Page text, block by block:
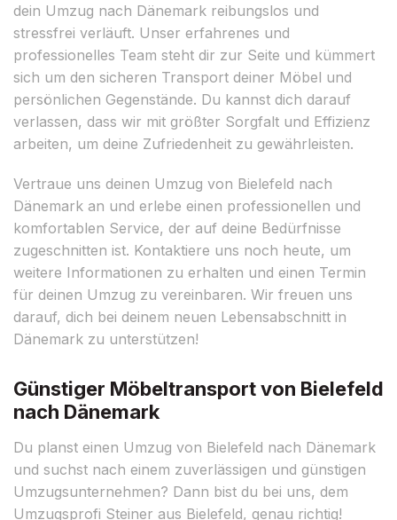
dein Umzug nach Dänemark reibungslos und
stressfrei verläuft. Unser erfahrenes und
professionelles Team steht dir zur Seite und kümmert
sich um den sicheren Transport deiner Möbel und
persönlichen Gegenstände. Du kannst dich darauf
verlassen, dass wir mit größter Sorgfalt und Effizienz
arbeiten, um deine Zufriedenheit zu gewährleisten.
Vertraue uns deinen Umzug von Bielefeld nach
Dänemark an und erlebe einen professionellen und
komfortablen Service, der auf deine Bedürfnisse
zugeschnitten ist. Kontaktiere uns noch heute, um
weitere Informationen zu erhalten und einen Termin
für deinen Umzug zu vereinbaren. Wir freuen uns
darauf, dich bei deinem neuen Lebensabschnitt in
Dänemark zu unterstützen!
Günstiger Möbeltransport von Bielefeld
nach Dänemark
Du planst einen Umzug von Bielefeld nach Dänemark
und suchst nach einem zuverlässigen und günstigen
Umzugsunternehmen? Dann bist du bei uns, dem
Umzugsprofi Steiner aus Bielefeld, genau richtig!